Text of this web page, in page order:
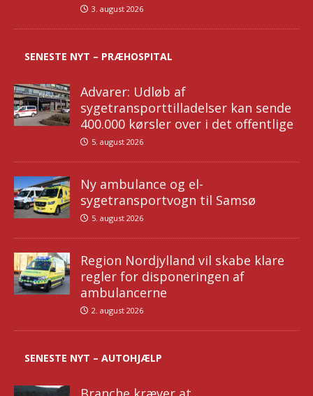
3. august 2026
SENESTE NYT – PRÆHOSPITAL
Advarer: Udløb af
sygetransporttilladelser kan sende
400.000 kørsler over i det offentlige
5. august 2026
Ny ambulance og el-
sygetransportvogn til Samsø
5. august 2026
Region Nordjylland vil skabe klare
regler for disponeringen af
ambulancerne
2. august 2026
SENESTE NYT – AUTOHJÆLP